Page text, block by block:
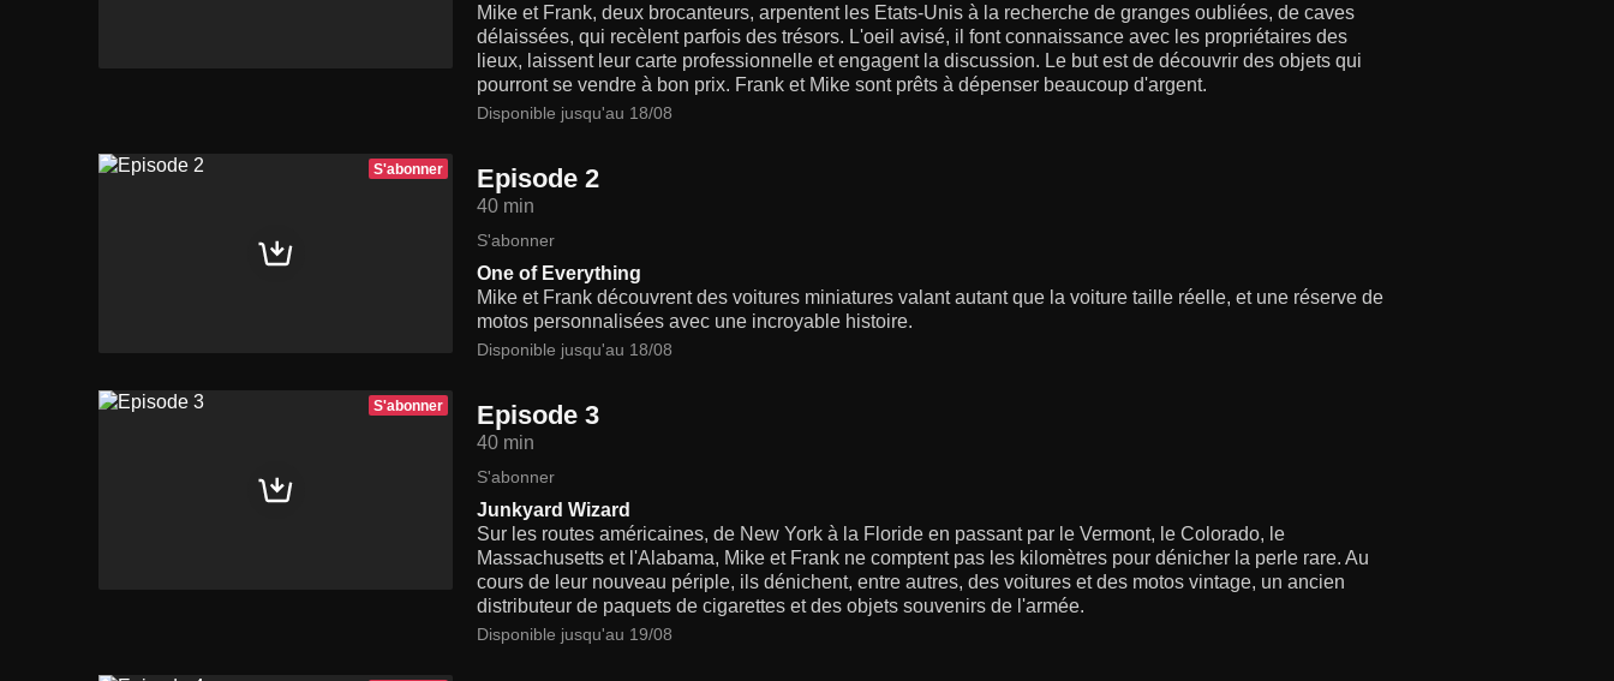
Mike et Frank, deux brocanteurs, arpentent les Etats-Unis à la recherche de granges oubliées, de caves
délaissées, qui recèlent parfois des trésors. L'oeil avisé, il font connaissance avec les propriétaires des
lieux, laissent leur carte professionnelle et engagent la discussion. Le but est de découvrir des objets qui
pourront se vendre à bon prix. Frank et Mike sont prêts à dépenser beaucoup d'argent.
Disponible jusqu'au 18/08
S'abonner Episode 2
40 min
S'abonner
One of Everything
Mike et Frank découvrent des voitures miniatures valant autant que la voiture taille réelle, et une réserve de
motos personnalisées avec une incroyable histoire.
Disponible jusqu'au 18/08
S'abonner Episode 3
40 min
S'abonner
Junkyard Wizard
Sur les routes américaines, de New York à la Floride en passant par le Vermont, le Colorado, le
Massachusetts et l'Alabama, Mike et Frank ne comptent pas les kilomètres pour dénicher la perle rare. Au
cours de leur nouveau périple, ils dénichent, entre autres, des voitures et des motos vintage, un ancien
distributeur de paquets de cigarettes et des objets souvenirs de l'armée.
Disponible jusqu'au 19/08